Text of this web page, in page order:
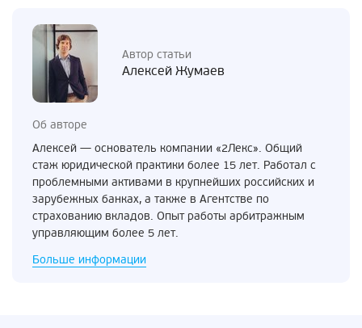
Автор статьи
Алексей Жумаев
Об авторе
Алексей — основатель компании «2Лекс». Общий
стаж юридической практики более 15 лет. Работал с
проблемными активами в крупнейших российских и
зарубежных банках, а также в Агентстве по
страхованию вкладов. Опыт работы арбитражным
управляющим более 5 лет.
Больше информации